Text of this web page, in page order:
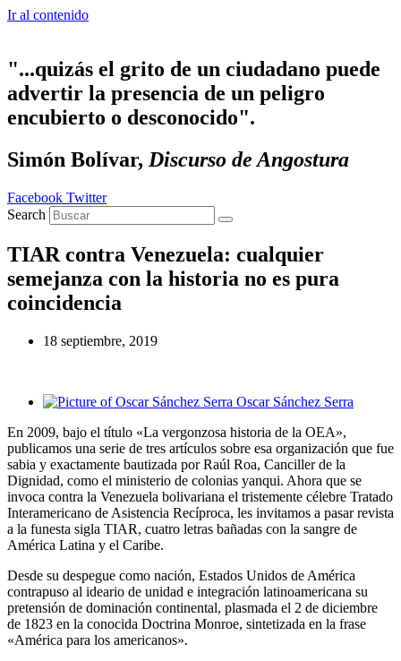
Ir al contenido
"...quizás el grito de un ciudadano puede
advertir la presencia de un peligro
encubierto o desconocido".
Simón Bolívar, Discurso de Angostura
Facebook Twitter
Search
TIAR contra Venezuela: cualquier
semejanza con la historia no es pura
coincidencia
18 septiembre, 2019
Oscar Sánchez Serra
En 2009, bajo el título «La vergonzosa historia de la OEA»,
publicamos una serie de tres artículos sobre esa organización que fue
sabia y exactamente bautizada por Raúl Roa, Canciller de la
Dignidad, como el ministerio de colonias yanqui. Ahora que se
invoca contra la Venezuela bolivariana el tristemente célebre Tratado
Interamericano de Asistencia Recíproca, les invitamos a pasar revista
a la funesta sigla TIAR, cuatro letras bañadas con la sangre de
América Latina y el Caribe.
Desde su despegue como nación, Estados Unidos de América
contrapuso al ideario de unidad e integración latinoamericana su
pretensión de dominación continental, plasmada el 2 de diciembre
de 1823 en la conocida Doctrina Monroe, sintetizada en la frase
«América para los americanos».